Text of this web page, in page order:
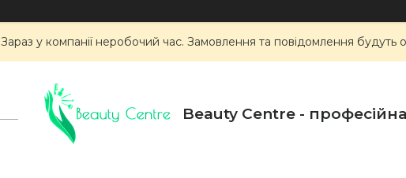
Зараз у компанії неробочий час. Замовлення та повідомлення
Beauty Centre -